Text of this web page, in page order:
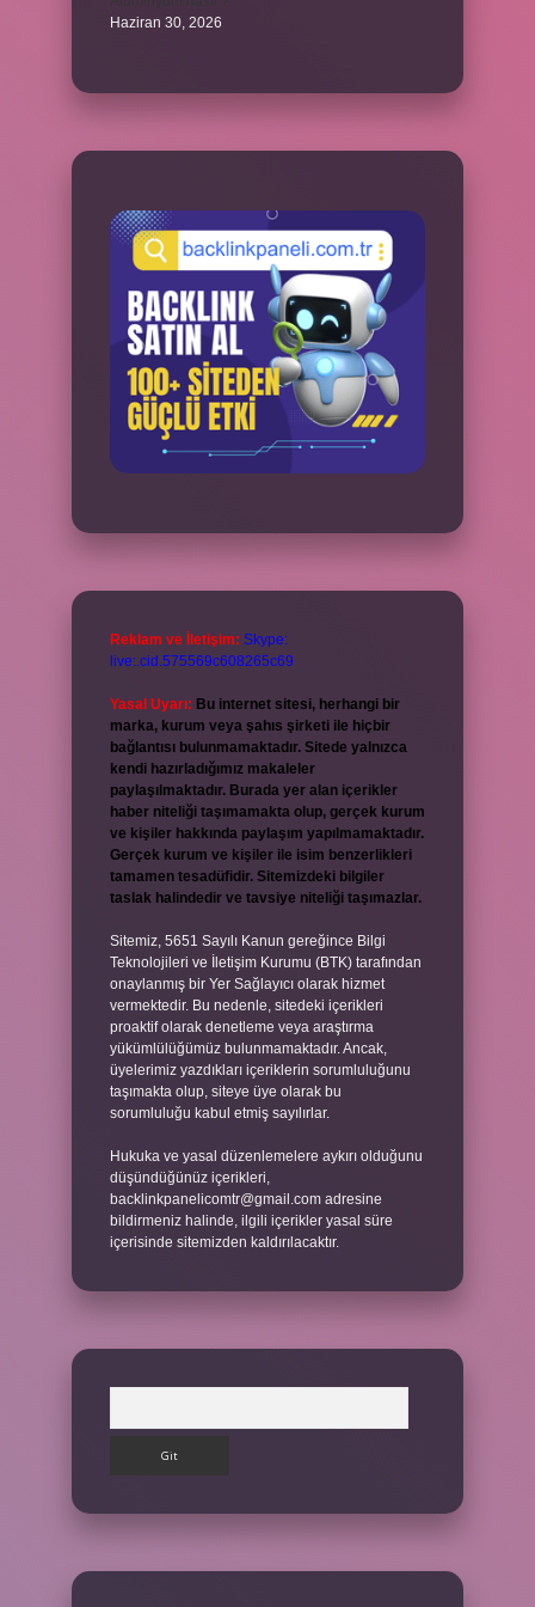
Haziran 30, 2026
Reklam ve İletişim: Skype:
live:.cid.575569c608265c69
Yasal Uyarı: Bu internet sitesi, herhangi bir
marka, kurum veya şahıs şirketi ile hiçbir
bağlantısı bulunmamaktadır. Sitede yalnızca
kendi hazırladığımız makaleler
paylaşılmaktadır. Burada yer alan içerikler
haber niteliği taşımamakta olup, gerçek kurum
ve kişiler hakkında paylaşım yapılmamaktadır.
Gerçek kurum ve kişiler ile isim benzerlikleri
tamamen tesadüfidir. Sitemizdeki bilgiler
taslak halindedir ve tavsiye niteliği taşımazlar.
Sitemiz, 5651 Sayılı Kanun gereğince Bilgi
Teknolojileri ve İletişim Kurumu (BTK) tarafından
onaylanmış bir Yer Sağlayıcı olarak hizmet
vermektedir. Bu nedenle, sitedeki içerikleri
proaktif olarak denetleme veya araştırma
yükümlülüğümüz bulunmamaktadır. Ancak,
üyelerimiz yazdıkları içeriklerin sorumluluğunu
taşımakta olup, siteye üye olarak bu
sorumluluğu kabul etmiş sayılırlar.
Hukuka ve yasal düzenlemelere aykırı olduğunu
düşündüğünüz içerikleri,
backlinkpanelicomtr@gmail.com adresine
bildirmeniz halinde, ilgili içerikler yasal süre
içerisinde sitemizden kaldırılacaktır.